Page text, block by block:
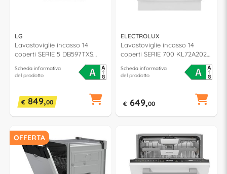
LG
Lavastoviglie incasso 14
coperti SERIE 5 DB597TXS
QuadWash classe A (L60cm)
Scheda informativa
del prodotto
€ 849,00
ELECTROLUX
Lavastoviglie incasso 14
coperti SERIE 700 KL72A202S
Scheda informativa
del prodotto
€ 649,00
OFFERTA